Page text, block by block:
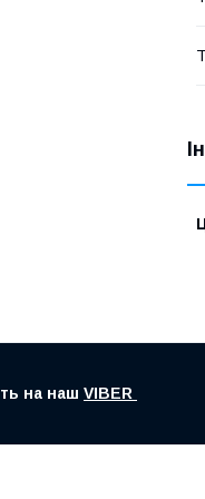
ть на наш VIBER